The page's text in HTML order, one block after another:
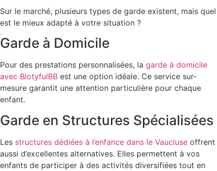
Sur le marché, plusieurs types de garde existent, mais quel
est le mieux adapté à votre situation ?
Garde à Domicile
Pour des prestations personnalisées, la garde à domicile
avec BiotyfulBB est une option idéale. Ce service sur-
mesure garantit une attention particulière pour chaque
enfant.
Garde en Structures Spécialisées
Les structures dédiées à l’enfance dans le Vaucluse offrent
aussi d’excellentes alternatives. Elles permettent à vos
enfants de participer à des activités diversifiées tout en